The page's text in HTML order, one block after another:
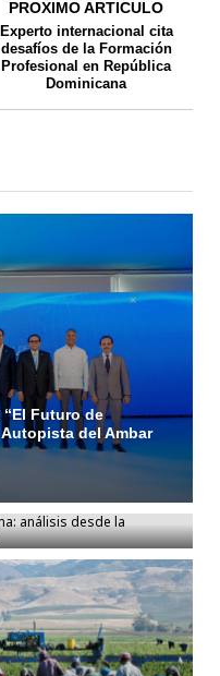
PROXIMO ARTICULO
Experto internacional cita
desafíos de la Formación
Profesional en República
Dominicana
Futuro de
del Ambar
crediticia